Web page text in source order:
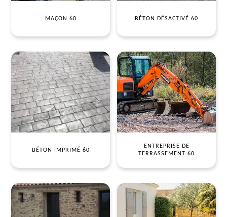
MAÇON 60 BÉTON DÉSACTIVÉ 60
BÉTON IMPRIMÉ 60
ENTREPRISE DE
TERRASSEMENT 60